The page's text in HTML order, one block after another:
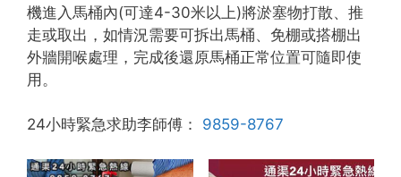
機進入馬桶內(可達4-30米以上)將淤塞物打散、推
走或取出，如情況需要可拆出馬桶、免棚或搭棚出
外牆開喉處理，完成後還原馬桶正常位置可隨即使
用。
24小時緊急求助李師傅： 9859-8767